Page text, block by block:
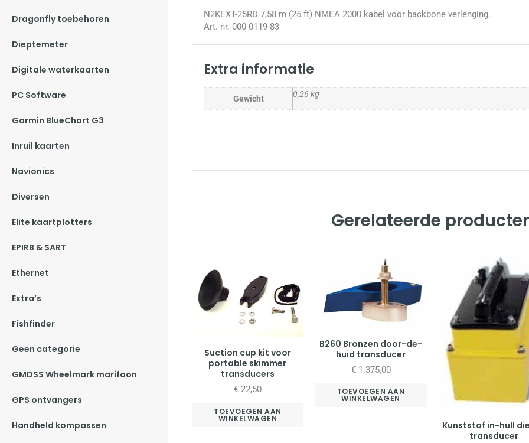
Dragonfly toebehoren
Dieptemeter
Digitale waterkaarten
PC Software
Garmin BlueChart G3
Inruil kaarten
Navionics
Diversen
Elite kaartplotters
EPIRB & SART
Ethernet
Extra’s
Fishfinder
Geen categorie
GMDSS Wheelmark marifoon
GPS ontvangers
Handheld kompassen
N2KEXT-25RD 7,58 m (25 ft) NMEA 2000 kabel voor backbone verlenging.
Art. nr. 000-0119-83
Extra informatie
Gewicht 0,26 kg
Gerelateerde
Suction cup kit voor
portable skimmer
transducers
€22,50
TOEVOEGEN AAN
WINKELWAGEN
B260 Bronzen door-de-
huid transducer
€1.375,00
TOEVOEGEN AAN
WINKELWAGEN
Kunststof in-hull
transducer